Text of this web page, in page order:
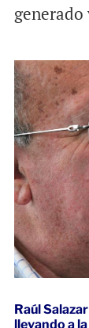
Raúl
llevando a